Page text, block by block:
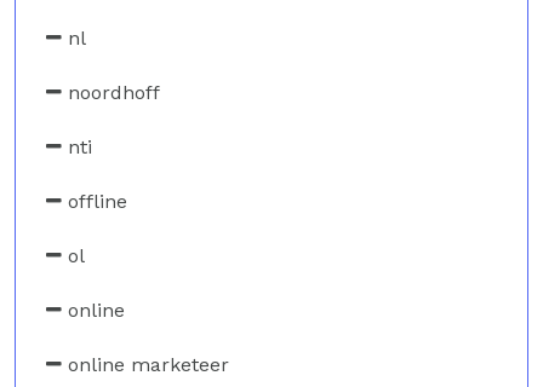
nl
noordhoff
nti
offline
ol
online
online marketeer